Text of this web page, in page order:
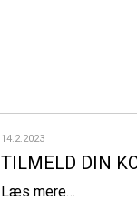
14.2.2023
TILMELD DIN
Læs mere…